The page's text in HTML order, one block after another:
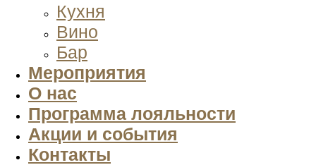
Кухня
Вино
Бар
Мероприятия
О нас
Программа лояльности
Акции и события
Контакты